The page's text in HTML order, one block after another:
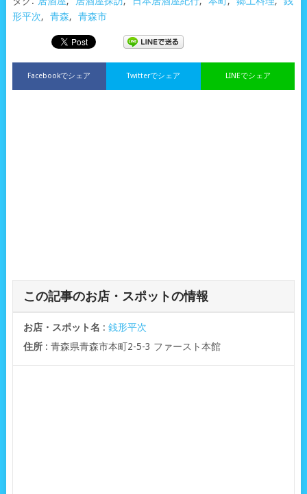
形平次, 青森, 青森市
Facebookでシェア LINEでシェア
Twitterでシェア
この記事のお店・スポットの情報
お店・スポット名 : 銭形平次
住所: 青森県青森市本町2-5-3 ファースト本館